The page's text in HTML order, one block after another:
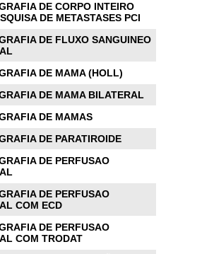
DE CORPO INTEIRO
DE METASTASES PCI
DE FLUXO SANGUINEO
DE MAMA (HOLL)
DE MAMA BILATERAL
DE MAMAS
DE PARATIROIDE
DE PERFUSAO
DE PERFUSAO
COM ECD
DE PERFUSAO
COM TRODAT